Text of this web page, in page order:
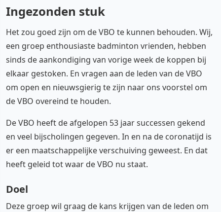
Ingezonden stuk
Het zou goed zijn om de VBO te kunnen behouden. Wij,
een groep enthousiaste badminton vrienden, hebben
sinds de aankondiging van vorige week de koppen bij
elkaar gestoken. En vragen aan de leden van de VBO
om open en nieuwsgierig te zijn naar ons voorstel om
de VBO overeind te houden.
De VBO heeft de afgelopen 53 jaar successen gekend
en veel bijscholingen gegeven. In en na de coronatijd is
er een maatschappelijke verschuiving geweest. En dat
heeft geleid tot waar de VBO nu staat.
Doel
Deze groep wil graag de kans krijgen van de leden om